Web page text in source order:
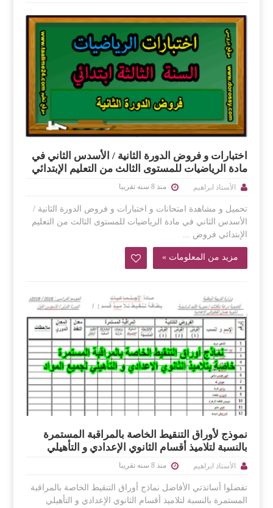
اختبارات و فروض الدورة الثانية / الأسدس الثاني في
مادة الرياضيات للمستوى الثالث من التعليم الإبتدائي
الأستاذ ابراهيم منذ 8 سنه تقريبا
تحميل و مشاهدة امتحانات و اختبارات و فروض الدورة الثانية /
الأسدس الثاني في مادة الرياضيات للمستوى الثالث من التعليم
الإبتدائي فروض ...
مزيد من المعلومات »
نموذج لأوراق التنقيط الخاصة بالمراقبة المستمرة
بالنسبة لتلاميذ أقسام الثانوي الإعدادي و التأهيلي
الأستاذ ابراهيم منذ 8 سنه تقريبا
تفضلوا أساتذتي الأفاضل نماذج أوراق التنقيط الخاصة بالمراقبة
المستمرة بالنسبة لتلاميذ أقسام الثانوي الإعدادي و التأهيلي